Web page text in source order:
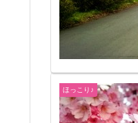
ほっこり♪